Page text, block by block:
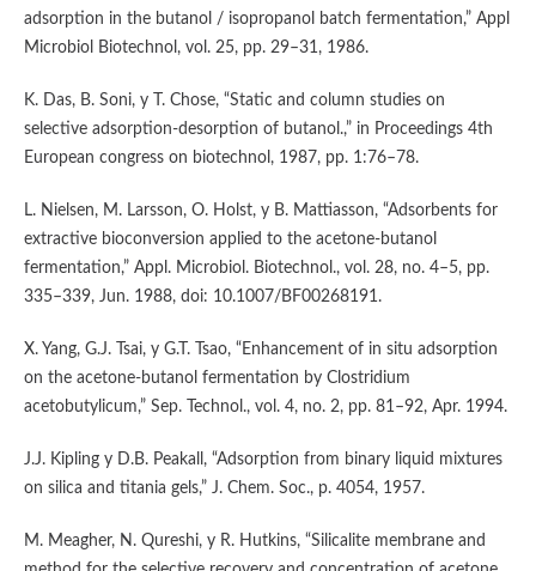
adsorption in the butanol / isopropanol batch fermentation,” Appl
Microbiol Biotechnol, vol. 25, pp. 29–31, 1986.
K. Das, B. Soni, y T. Chose, “Static and column studies on
selective adsorption-desorption of butanol.,” in Proceedings 4th
European congress on biotechnol, 1987, pp. 1:76–78.
L. Nielsen, M. Larsson, O. Holst, y B. Mattiasson, “Adsorbents for
extractive bioconversion applied to the acetone-butanol
fermentation,” Appl. Microbiol. Biotechnol., vol. 28, no. 4–5, pp.
335–339, Jun. 1988, doi: 10.1007/BF00268191.
X. Yang, G.J. Tsai, y G.T. Tsao, “Enhancement of in situ adsorption
on the acetone-butanol fermentation by Clostridium
acetobutylicum,” Sep. Technol., vol. 4, no. 2, pp. 81–92, Apr. 1994.
J.J. Kipling y D.B. Peakall, “Adsorption from binary liquid mixtures
on silica and titania gels,” J. Chem. Soc., p. 4054, 1957.
M. Meagher, N. Qureshi, y R. Hutkins, “Silicalite membrane and